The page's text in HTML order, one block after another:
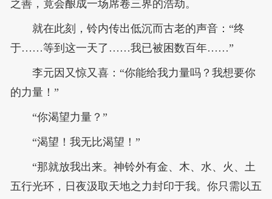
之善，竟会酿成一场席卷三界的浩劫。
就在此刻，铃内传出低沉而古老的声音：“终
于……等到这一天了……我已被困数百年……”
李元因又惊又喜：“你能给我力量吗？我想要你
的力量！”
“你渴望力量？”
“渴望！我无比渴望！”
“那就放我出来。神铃外有金、木、水、火、土
五行光环，日夜汲取天地之力封印于我。你只需以五